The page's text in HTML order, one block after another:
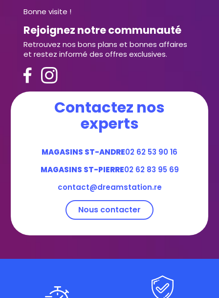
Bonne visite !
Rejoignez notre communauté
Retrouvez nos bons plans et bonnes affaires
et restez informé des offres exclusives.
Contactez nos
experts
MAGASINS ST-ANDRE02 62 53 90 16
MAGASINS ST-PIERRE02 62 83 95 69
contact@dreamstation.re
Nous contacter